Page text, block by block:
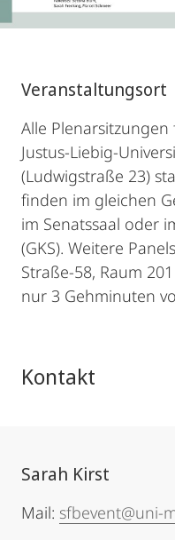
Veranstaltungsort
Alle
Justus-Liebig-
(Ludwigstraße 23)
finden im gleichen
im Senatssaal oder
(GKS). Weitere
Straße-58, Raum
nur 3 Gehminuten
Kontakt
Sarah Kirst
Mail: sfbevent@uni-